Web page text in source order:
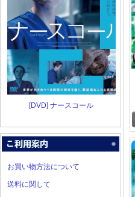
[DVD] ナースコール
お買い物方法について
送料に関して